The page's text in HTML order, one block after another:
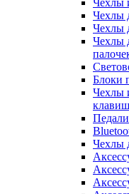
Чехлы
Чехлы
Чехлы
Блоки
Чехлы
Педали
Чехлы